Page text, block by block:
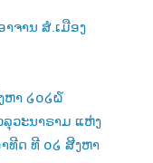
າຈານ ສໍ.ເມືອງ
ຫາ ໒໐໒໖
ລຸວະນາຣາມ ແຫ່ງ
ທີດ ທີ ໐໒ ສີງຫາ